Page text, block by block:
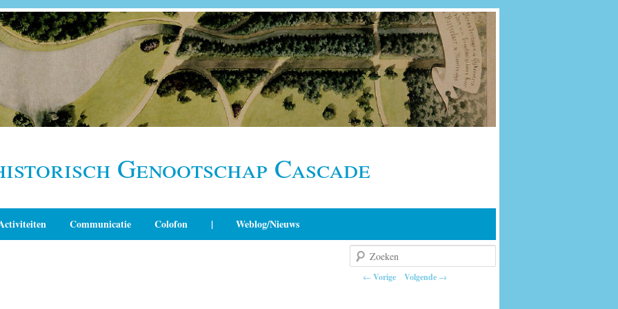
Genootschap Cascade
Communicatie Colofon | Weblog/Nieuws
Berichtnavigatie
← Vorige Volgende →